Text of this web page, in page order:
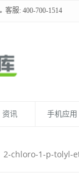
客服: 400-700-1514
资讯 手机应用
2-chloro-1-p-tolyl-